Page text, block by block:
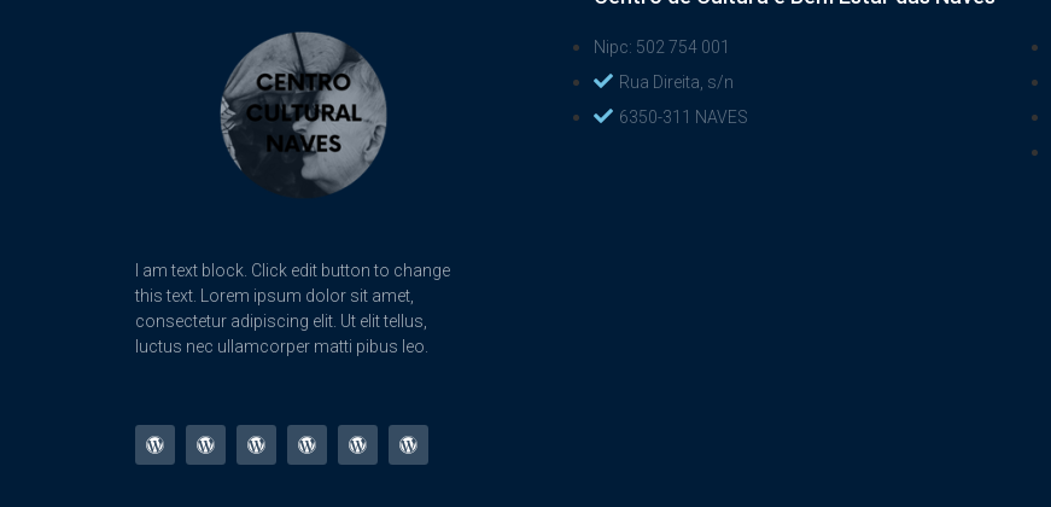
I am text block. Click edit button to change
this text. Lorem ipsum dolor sit amet,
consectetur adipiscing elit. Ut elit tellus,
luctus nec ullamcorper matti pibus leo.
Nipc: 502 754 001
Rua Direita, s/n
6350-311 NAVES